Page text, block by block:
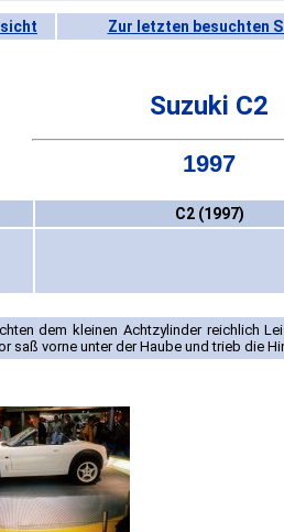
Zur letzten besuchten
Suzuki C2
1997
C2 (1997)
dem kleinen Achtzylinder reichlich
saß vorne unter der Haube und trieb die